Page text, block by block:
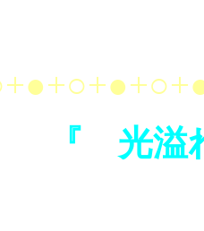
『 光溢